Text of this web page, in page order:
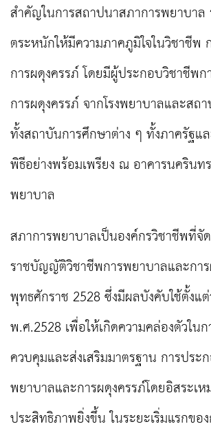
สำคัญในการสถาปนาสภาการพยาบาล
ตระหนักให้มีความภาคภูมิใจในวิชาชีพ
การผดุงครรภ์ โดยมีผู้ประกอบวิชาชีพ
การผดุงครรภ์ จากโรงพยาบาลและสถ
ทั้งสถาบันการศึกษาต่าง ๆ ทั้งภาครัฐแ
พิธีอย่างพร้อมเพรียง ณ อาคารนครินท
พยาบาล
สภาการพยาบาลเป็นองค์กรวิชาชีพที่จั
ราชบัญญัติวิชาชีพการพยาบาลและกา
พุทธศักราช 2528 ซึ่งมีผลบังคับใช้ตั้ง
พ.ศ.2528 เพื่อให้เกิดความคล่องตัวใน
ควบคุมและส่งเสริมมาตรฐาน การประ
พยาบาลและการผดุงครรภ์โดยอิสระเ
ประสิทธิภาพยิ่งขึ้น ในระยะเริ่มแรกขอ